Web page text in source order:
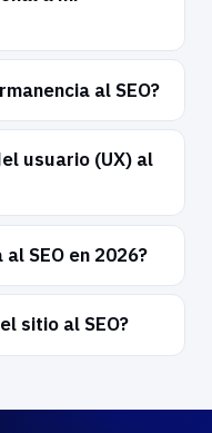
al SEO?
usuario (UX) al
SEO en 2026?
sitio al SEO?